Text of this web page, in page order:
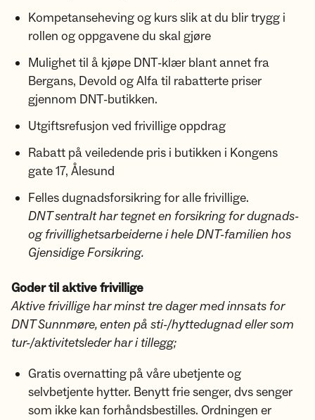
Kompetanseheving og kurs slik at du blir trygg i
rollen og oppgavene du skal gjøre
Mulighet til å kjøpe DNT-klær blant annet fra
Bergans, Devold og Alfa til rabatterte priser
gjennom DNT-butikken.
Utgiftsrefusjon ved frivillige oppdrag
Rabatt på veiledende pris i butikken i Kongens
gate 17, Ålesund
Felles dugnadsforsikring for alle frivillige.
DNT sentralt har tegnet en forsikring for dugnads-
og frivillighetsarbeiderne i hele DNT-familien hos
Gjensidige Forsikring.
Goder til aktive frivillige
Aktive frivillige har minst tre dager med innsats for
DNT Sunnmøre, enten på sti-/hyttedugnad eller som
tur-/aktivitetsleder har i tillegg;
Gratis overnatting på våre ubetjente og
selvbetjente hytter. Benytt frie senger, dvs senger
som ikke kan forhåndsbestilles. Ordningen er